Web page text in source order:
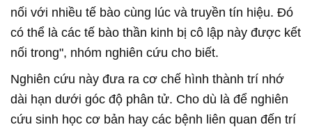
nối với nhiều tế bào cùng lúc và truyền tín hiệu. Đó
có thể là các tế bào thần kinh bị cô lập này được kết
nối trong", nhóm nghiên cứu cho biết.
Nghiên cứu này đưa ra cơ chế hình thành trí nhớ
dài hạn dưới góc độ phân tử. Cho dù là để nghiên
cứu sinh học cơ bản hay các bệnh liên quan đến trí